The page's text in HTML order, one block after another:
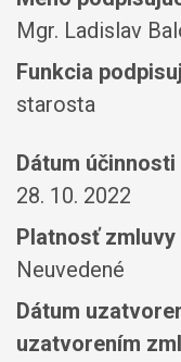
Mgr. Ladislav
Funkcia
starosta
Dátum
28. 10. 2022
Platnosť zmluvy
Neuvedené
Dátum
uzatvorením